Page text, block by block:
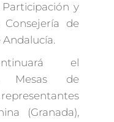
y
de
Andalucía.
el
Mesas de
(Granada),